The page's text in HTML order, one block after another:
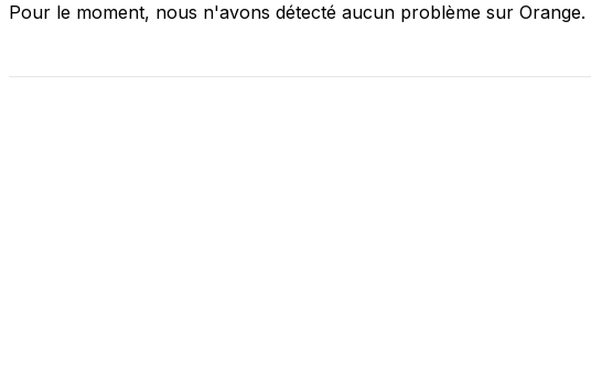
Pour le moment, nous n'avons détecté aucun problème sur Orange.